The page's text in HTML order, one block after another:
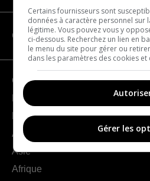
CATÉGORIES
Géographie
France
Europe
Amériques
Asie
Afrique
Certains fournisseurs sont
données à caractère personnel sur
légitime. Vous pouvez vous y
ci-dessous. Recherchez un lien en
le menu du site pour gérer ou
dans les paramètres des cookies
Gérer les